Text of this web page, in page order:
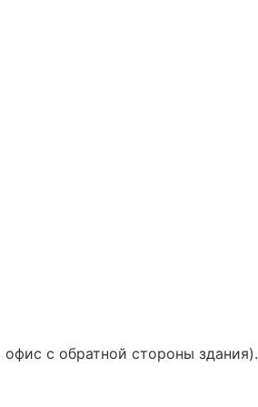
с обратной стороны здания).